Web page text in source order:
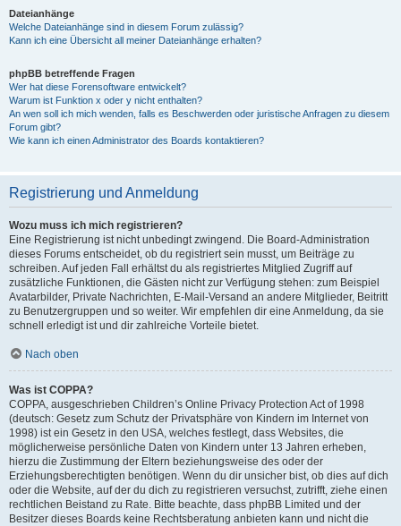
Dateianhänge
Welche Dateianhänge sind in diesem Forum zulässig?
Kann ich eine Übersicht all meiner Dateianhänge erhalten?
phpBB betreffende Fragen
Wer hat diese Forensoftware entwickelt?
Warum ist Funktion x oder y nicht enthalten?
An wen soll ich mich wenden, falls es Beschwerden oder juristische Anfragen zu diesem
Forum gibt?
Wie kann ich einen Administrator des Boards kontaktieren?
Registrierung und Anmeldung
Wozu muss ich mich registrieren?
Eine Registrierung ist nicht unbedingt zwingend. Die Board-Administration
dieses Forums entscheidet, ob du registriert sein musst, um Beiträge zu
schreiben. Auf jeden Fall erhältst du als registriertes Mitglied Zugriff auf
zusätzliche Funktionen, die Gästen nicht zur Verfügung stehen: zum Beispiel
Avatarbilder, Private Nachrichten, E-Mail-Versand an andere Mitglieder, Beitritt
zu Benutzergruppen und so weiter. Wir empfehlen dir eine Anmeldung, da sie
schnell erledigt ist und dir zahlreiche Vorteile bietet.
Nach oben
Was ist COPPA?
COPPA, ausgeschrieben Children’s Online Privacy Protection Act of 1998
(deutsch: Gesetz zum Schutz der Privatsphäre von Kindern im Internet von
1998) ist ein Gesetz in den USA, welches festlegt, dass Websites, die
möglicherweise persönliche Daten von Kindern unter 13 Jahren erheben,
hierzu die Zustimmung der Eltern beziehungsweise des oder der
Erziehungsberechtigten benötigen. Wenn du dir unsicher bist, ob dies auf dich
oder die Website, auf der du dich zu registrieren versuchst, zutrifft, ziehe einen
rechtlichen Beistand zu Rate. Bitte beachte, dass phpBB Limited und der
Besitzer dieses Boards keine Rechtsberatung anbieten kann und nicht die